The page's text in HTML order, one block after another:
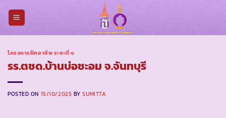
โครงการฝึกอาชีพ ระยะที่ ๑
รร.ตชด.บ้านบ่อชะอม จ.จันทบุรี
POSTED ON 15/10/2025 BYSUMITTA